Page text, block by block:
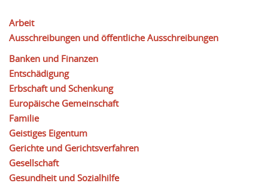
Arbeit
Ausschreibungen und öffentliche Ausschreibungen
Banken und Finanzen
Entschädigung
Erbschaft und Schenkung
Europäische Gemeinschaft
Familie
Geistiges Eigentum
Gerichte und Gerichtsverfahren
Gesellschaft
Gesundheit und Sozialhilfe